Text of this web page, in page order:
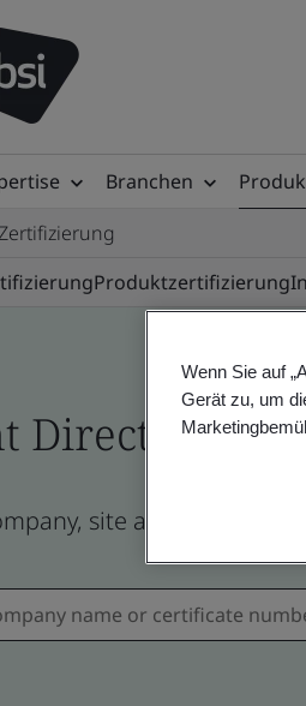
Branchen
Produktzertifizierung
Directory
site and product
Wenn Sie auf
Gerät zu, um